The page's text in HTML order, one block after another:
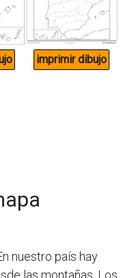
nuestro país hay
las montañas. Los